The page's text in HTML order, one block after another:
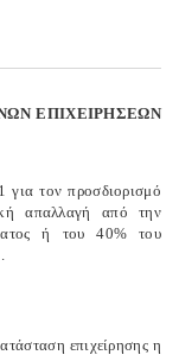
ΕΠΙΧΕΙΡΗΣΕΩΝ
τον προσδιορισμό
απαλλαγή από την
ή του 40% του
επιχείρησης η